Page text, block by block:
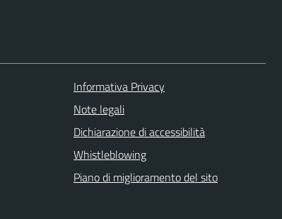
Informativa Privacy
Note legali
Dichiarazione di accessibilità
Whistleblowing
Piano di miglioramento del sito